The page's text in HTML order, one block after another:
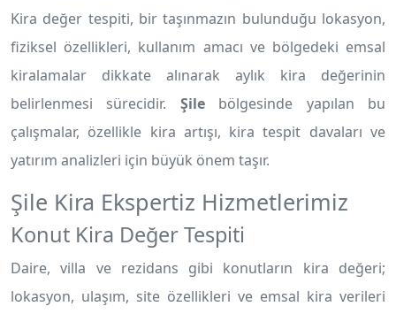
Kira değer tespiti, bir taşınmazın bulunduğu lokasyon,
fiziksel özellikleri, kullanım amacı ve bölgedeki emsal
kiralamalar dikkate alınarak aylık kira değerinin
belirlenmesi sürecidir. Şilebölgesinde yapılan bu
çalışmalar, özellikle kira artışı, kira tespit davaları ve
yatırım analizleri için büyük önem taşır.
Şile Kira Ekspertiz Hizmetlerimiz
Konut Kira Değer Tespiti
Daire, villa ve rezidans gibi konutların kira değeri;
lokasyon, ulaşım, site özellikleri ve emsal kira verileri